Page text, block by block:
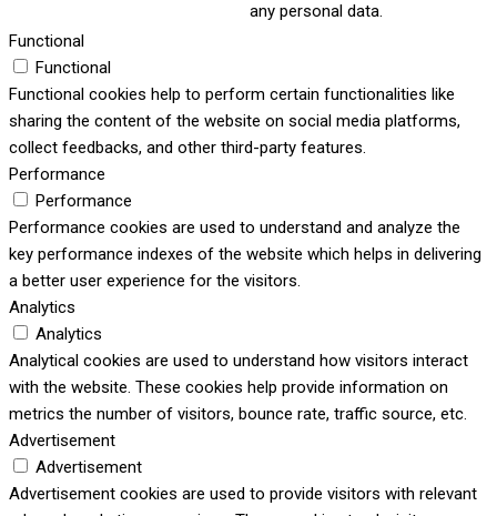
any personal data.
Functional
Functional
Functional cookies help to perform certain functionalities like
sharing the content of the website on social media platforms,
collect feedbacks, and other third-party features.
Performance
Performance
Performance cookies are used to understand and analyze the
key performance indexes of the website which helps in delivering
a better user experience for the visitors.
Analytics
Analytics
Analytical cookies are used to understand how visitors interact
with the website. These cookies help provide information on
metrics the number of visitors, bounce rate, traffic source, etc.
Advertisement
Advertisement
Advertisement cookies are used to provide visitors with relevant